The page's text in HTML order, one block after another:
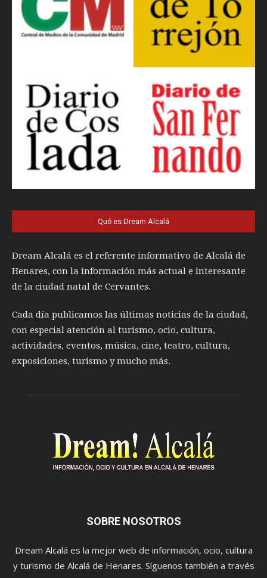
Qué es Dream Alcalá
Dream Alcalá es el referente informativo de Alcalá de
Henares, con la información más actual e interesante
de la ciudad natal de Cervantes.
Cada día publicamos las últimas noticias de la ciudad,
con especial atención al turismo, ocio, cultura,
actividades, eventos, música, cine, teatro, cultura,
exposiciones, turismo y mucho más.
SOBRE NOSOTROS
Dream Alcalá es la mejor web de información, ocio, cultura
y turismo de Alcalá de Henares. Síguenos también a través